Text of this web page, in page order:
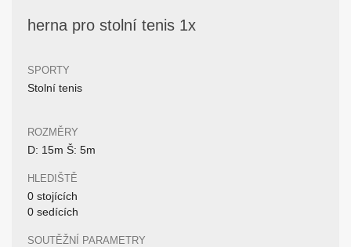
herna pro stolní tenis 1x
SPORTY
Stolní tenis
ROZMĚRY
D: 15m Š: 5m
HLEDIŠTĚ
0 stojících
0 sedících
SOUTĚŽNÍ PARAMETRY